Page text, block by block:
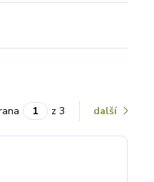
z 3 další